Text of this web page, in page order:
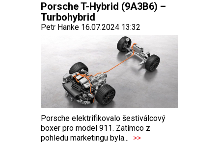
Porsche T-Hybrid (9A3B6) –
Turbohybrid
Petr Hanke 16.07.2024 13:32
Porsche elektrifikovalo šestiválcový
boxer pro model 911. Zatímco z
pohledu marketingu byla... >>